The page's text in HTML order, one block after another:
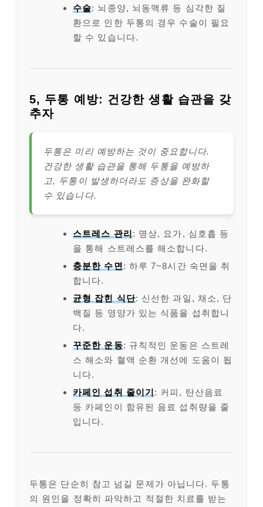
수술: 뇌종양, 뇌동맥류 등 심각한 질
환으로 인한 두통의 경우 수술이 필요
할 수 있습니다.
5, 두통 예방: 건강한 생활 습관을 갖
추자
두통은 미리 예방하는 것이 중요합니다.
건강한 생활 습관을 통해 두통을 예방하
고, 두통이 발생하더라도 증상을 완화할
수 있습니다.
스트레스 관리 : 명상, 요가, 심호흡 등
을 통해 스트레스를 해소합니다.
충분한 수면 : 하루 7~8시간 숙면을 취
합니다.
균형 잡힌 식단: 신선한 과일, 채소, 단
백질 등 영양가 있는 식품을 섭취합니
다.
꾸준한 운동: 규칙적인 운동은 스트레
스 해소와 혈액 순환 개선에 도움이 됩
니다.
카페인 섭취 줄이기 : 커피, 탄산음료
등 카페인이 함유된 음료 섭취량을 줄
입니다.
두통은 단순히 참고 넘길 문제가 아닙니다. 두통
의 원인을 정확히 파악하고 적절한 치료를 받는